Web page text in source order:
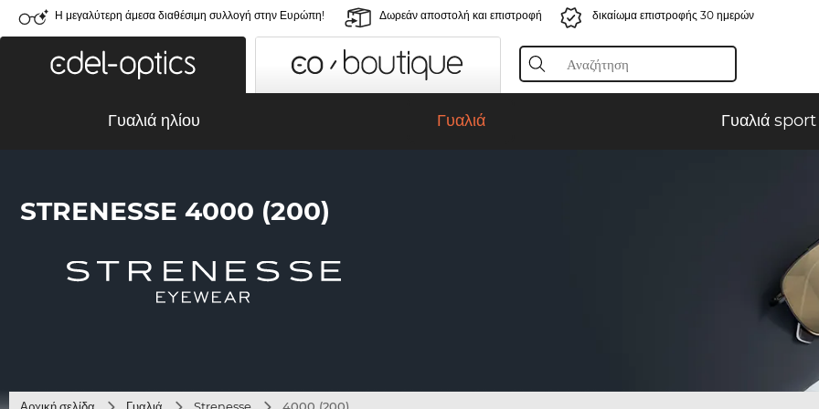
Η μεγαλύτερη άμεσα διαθέσιμη συλλογή στην Ευρώπη! Δωρεάν αποστολή και επιστροφή δικαίωμα επιστροφής 30 ημερών
Γυαλιά ηλίου Γυαλιά Γυαλιά sport
STRENESSE 4000 (200)